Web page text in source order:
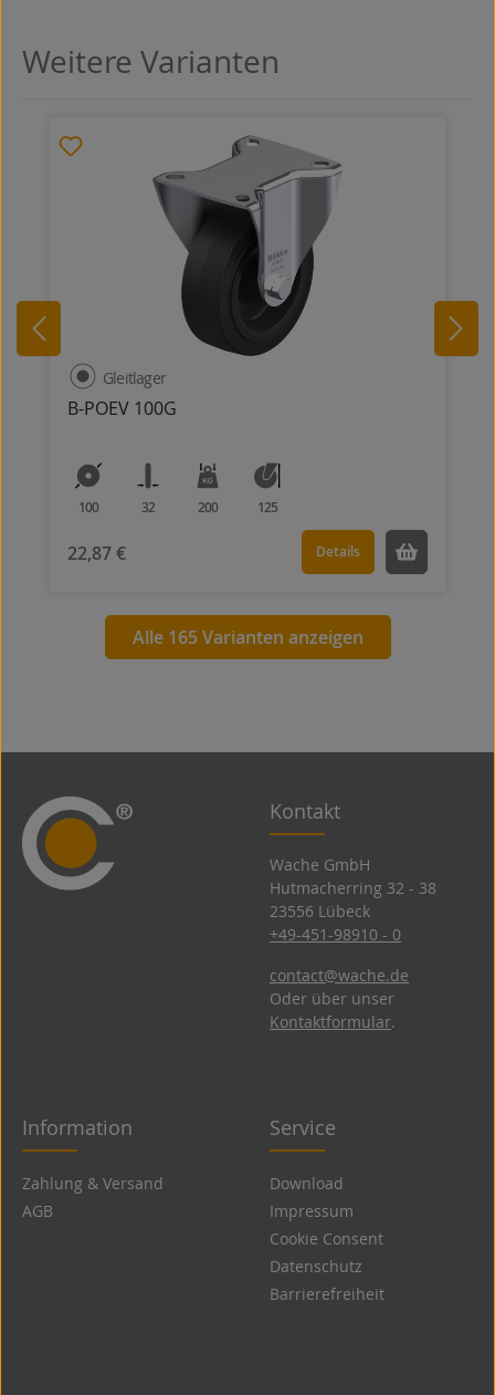
Produktgalerie überspringen
Weitere Varianten
B-POEV 100G
Gleitlager
100 32 200 125
22,87 € Details
Alle 165 Varianten anzeigen
Kontakt
Wache GmbH
Hutmacherring 32 ­- 38
23556 Lübeck
+49-451-98910 - 0
contact@wache.de
Oder über unser
Kontaktformular.
Information
Zahlung & Versand
AGB
Service
Download
Impressum
Cookie Consent
Datenschutz
Barrierefreiheit